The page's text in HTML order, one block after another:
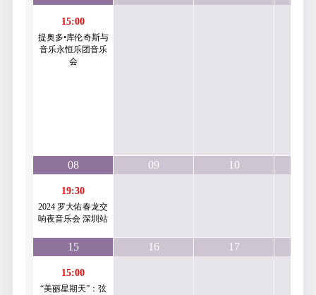
15:00
提奥多•库伦奇斯与
音乐永恒乐团音乐
会
08
19:30
2024 罗大佑春龙交
响夜音乐会 深圳站
09 10
15
15:00
“美丽星期天”：弦
16 17